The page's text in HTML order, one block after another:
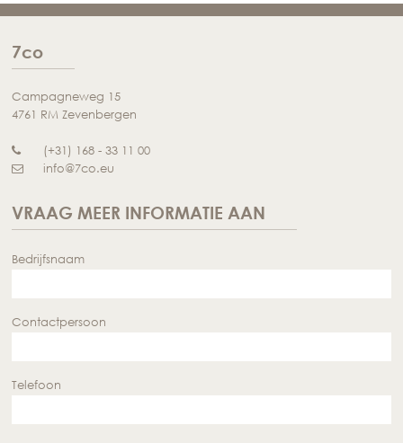
7co
Campagneweg 15
4761 RM Zevenbergen
(+31) 168 - 33 11 00
info@7co.eu
VRAAG MEER INFORMATIE AAN
Bedrijfsnaam
Contactpersoon
Telefoon